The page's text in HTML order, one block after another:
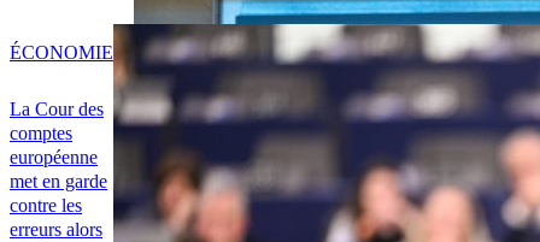
La Cour des
comptes
européenne
met en garde
contre les
erreurs alors
ÉCONOMIE